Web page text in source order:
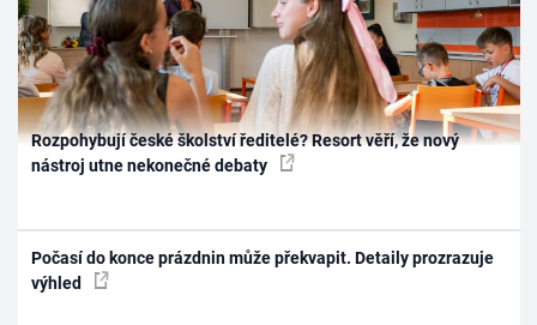
Rozpohybují české školství ředitelé? Resort věří, že nový
nástroj utne nekonečné debaty
Počasí do konce prázdnin může překvapit. Detaily prozrazuje
výhled